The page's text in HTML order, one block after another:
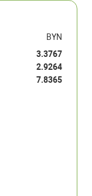
BYN
3.3767
2.9264
7.8365